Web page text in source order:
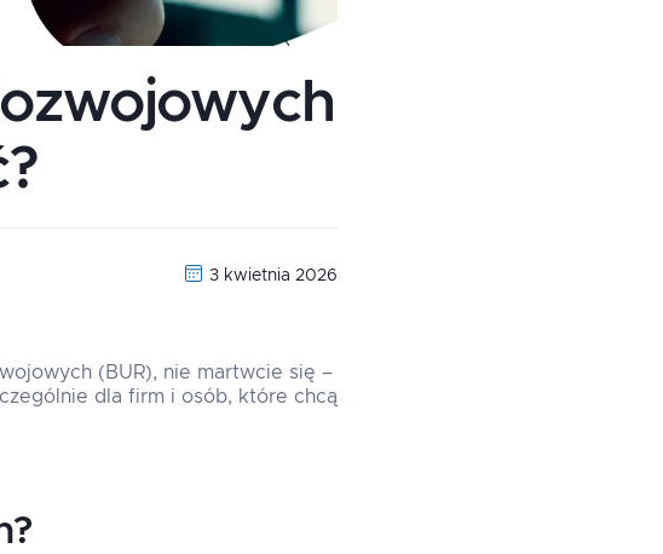
3 kwietnia 2026
(BUR), nie martwcie się –
dla firm i osób, które chcą